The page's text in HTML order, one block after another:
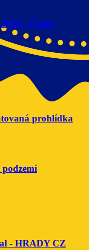
- České
prohlídka
- HRADY CZ